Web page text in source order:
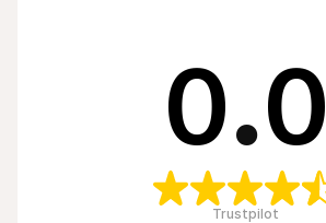
0.0
Trustpilot